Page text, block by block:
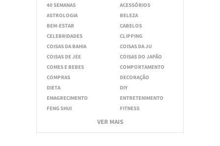
40 SEMANAS
ACESSÓRIOS
ASTROLOGIA
BELEZA
BEM-ESTAR
CABELOS
CELEBRIDADES
CLIPPING
COISAS DA BAHIA
COISAS DA JU
COISAS DE JEE
COISAS DO JAPÃO
COMES E BEBES
COMPORTAMENTO
COMPRAS
DECORAÇÃO
DIETA
DIY
EMAGRECIMENTO
ENTRETENIMENTO
FENG SHUI
FITNESS
VER MAIS